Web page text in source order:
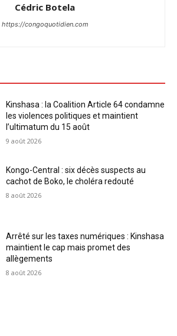
Cédric Botela
https://congoquotidien.com
Kinshasa : la Coalition Article 64 condamne
les violences politiques et maintient
l’ultimatum du 15 août
9 août 2026
Kongo-Central : six décès suspects au
cachot de Boko, le choléra redouté
8 août 2026
Arrêté sur les taxes numériques : Kinshasa
maintient le cap mais promet des
allègements
8 août 2026